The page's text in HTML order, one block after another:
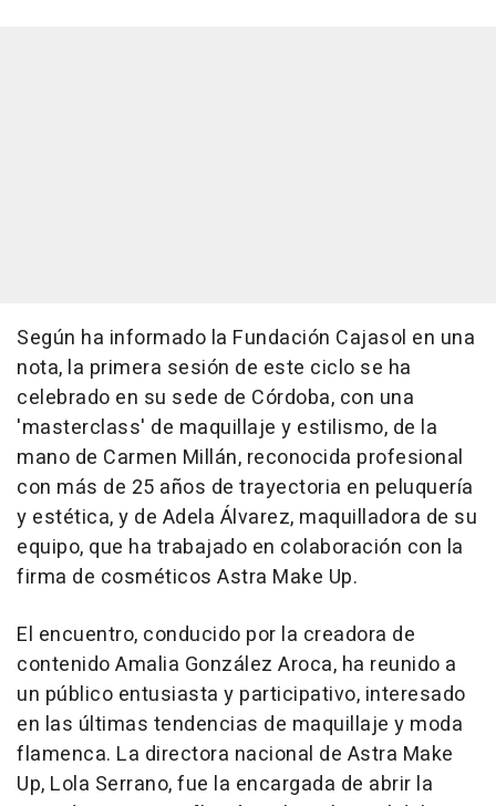
Según ha informado la Fundación Cajasol en una
nota, la primera sesión de este ciclo se ha
celebrado en su sede de Córdoba, con una
'masterclass' de maquillaje y estilismo, de la
mano de Carmen Millán, reconocida profesional
con más de 25 años de trayectoria en peluquería
y estética, y de Adela Álvarez, maquilladora de su
equipo, que ha trabajado en colaboración con la
firma de cosméticos Astra Make Up.
El encuentro, conducido por la creadora de
contenido Amalia González Aroca, ha reunido a
un público entusiasta y participativo, interesado
en las últimas tendencias de maquillaje y moda
flamenca. La directora nacional de Astra Make
Up, Lola Serrano, fue la encargada de abrir la